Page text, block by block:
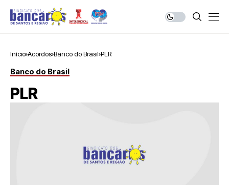
Início Acordos Banco do Brasil PLR
Banco do Brasil
PLR